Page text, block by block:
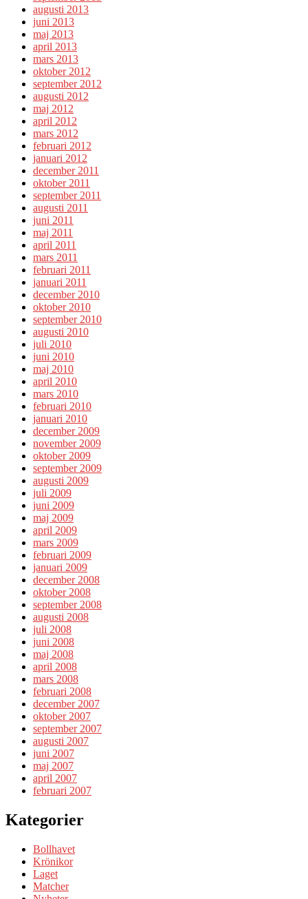
augusti 2013
juni 2013
maj 2013
april 2013
mars 2013
oktober 2012
september 2012
augusti 2012
maj 2012
april 2012
mars 2012
februari 2012
januari 2012
december 2011
oktober 2011
september 2011
augusti 2011
juni 2011
maj 2011
april 2011
mars 2011
februari 2011
januari 2011
december 2010
oktober 2010
september 2010
augusti 2010
juli 2010
juni 2010
maj 2010
april 2010
mars 2010
februari 2010
januari 2010
december 2009
november 2009
oktober 2009
september 2009
augusti 2009
juli 2009
juni 2009
maj 2009
april 2009
mars 2009
februari 2009
januari 2009
december 2008
oktober 2008
september 2008
augusti 2008
juli 2008
juni 2008
maj 2008
april 2008
mars 2008
februari 2008
december 2007
oktober 2007
september 2007
augusti 2007
juni 2007
maj 2007
april 2007
februari 2007
Kategorier
Bollhavet
Krönikor
Laget
Matcher